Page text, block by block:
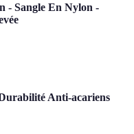
- Sangle En Nylon -
Anti-acariens